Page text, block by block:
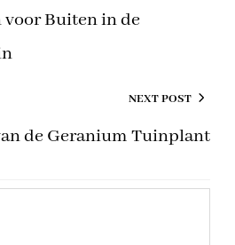
voor Buiten in de
NEXT POST
de Geranium Tuinplant